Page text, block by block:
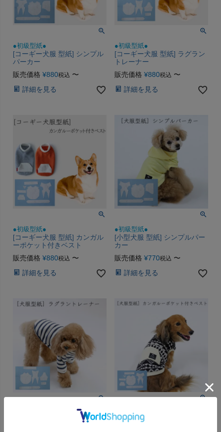
●初級型紙●
[コーギー犬服 型紙] シンプル
パーカー
販売価格 ¥880税込 〜
詳細を見る
●初級型紙●
[コーギー犬服 型紙] ラグラン
トレーナー
販売価格 ¥880税込 〜
詳細を見る
●初級型紙●
[コーギー犬服 型紙] カンガル
ーポケット付きベスト
販売価格 ¥880税込 〜
詳細を見る
●初級型紙●
[小型犬服 型紙] シンプルパー
カー
販売価格 ¥770税込 〜
詳細を見る
[小型犬服 型紙] ラグラントレ
●初級型紙●
[小型犬服 型紙] カンガルーポ